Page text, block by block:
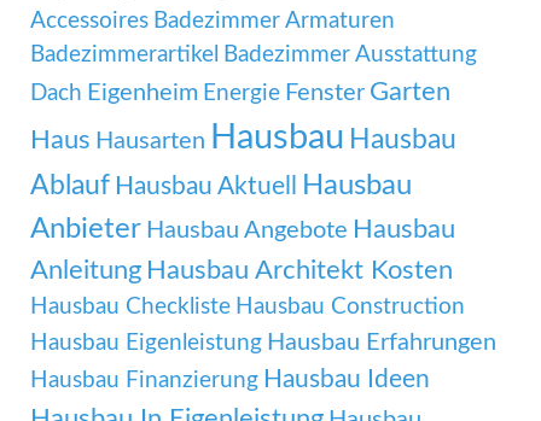
Accessoires Badezimmer Armaturen
Badezimmerartikel Badezimmer Ausstattung
Dach Eigenheim Energie Fenster Garten
Haus Hausarten Hausbau Hausbau
Ablauf Hausbau Aktuell
Hausbau
Anbieter Hausbau Angebote Hausbau
Anleitung Hausbau Architekt Kosten
Hausbau Checkliste Hausbau Construction
Hausbau Eigenleistung Hausbau Erfahrungen
Hausbau Finanzierung Hausbau Ideen